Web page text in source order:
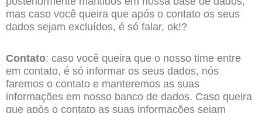
mas caso você queira que após o contato os seus
dados sejam excluídos, é só falar, ok!?
Contato: caso você queira que o nosso time entre
em contato, é só informar os seus dados, nós
faremos o contato e manteremos as suas
informações em nosso banco de dados. Caso queira
que após o contato as suas informações sejam